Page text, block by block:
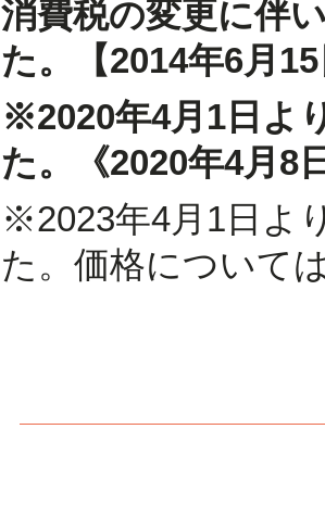
消費税の変更に伴
た。【2014年6月
※2020年4月1日よ
た。《2020年4月8
※2023年4月1日よ
た。価格について